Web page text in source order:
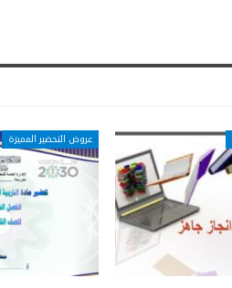
عروض التحضير المميزة